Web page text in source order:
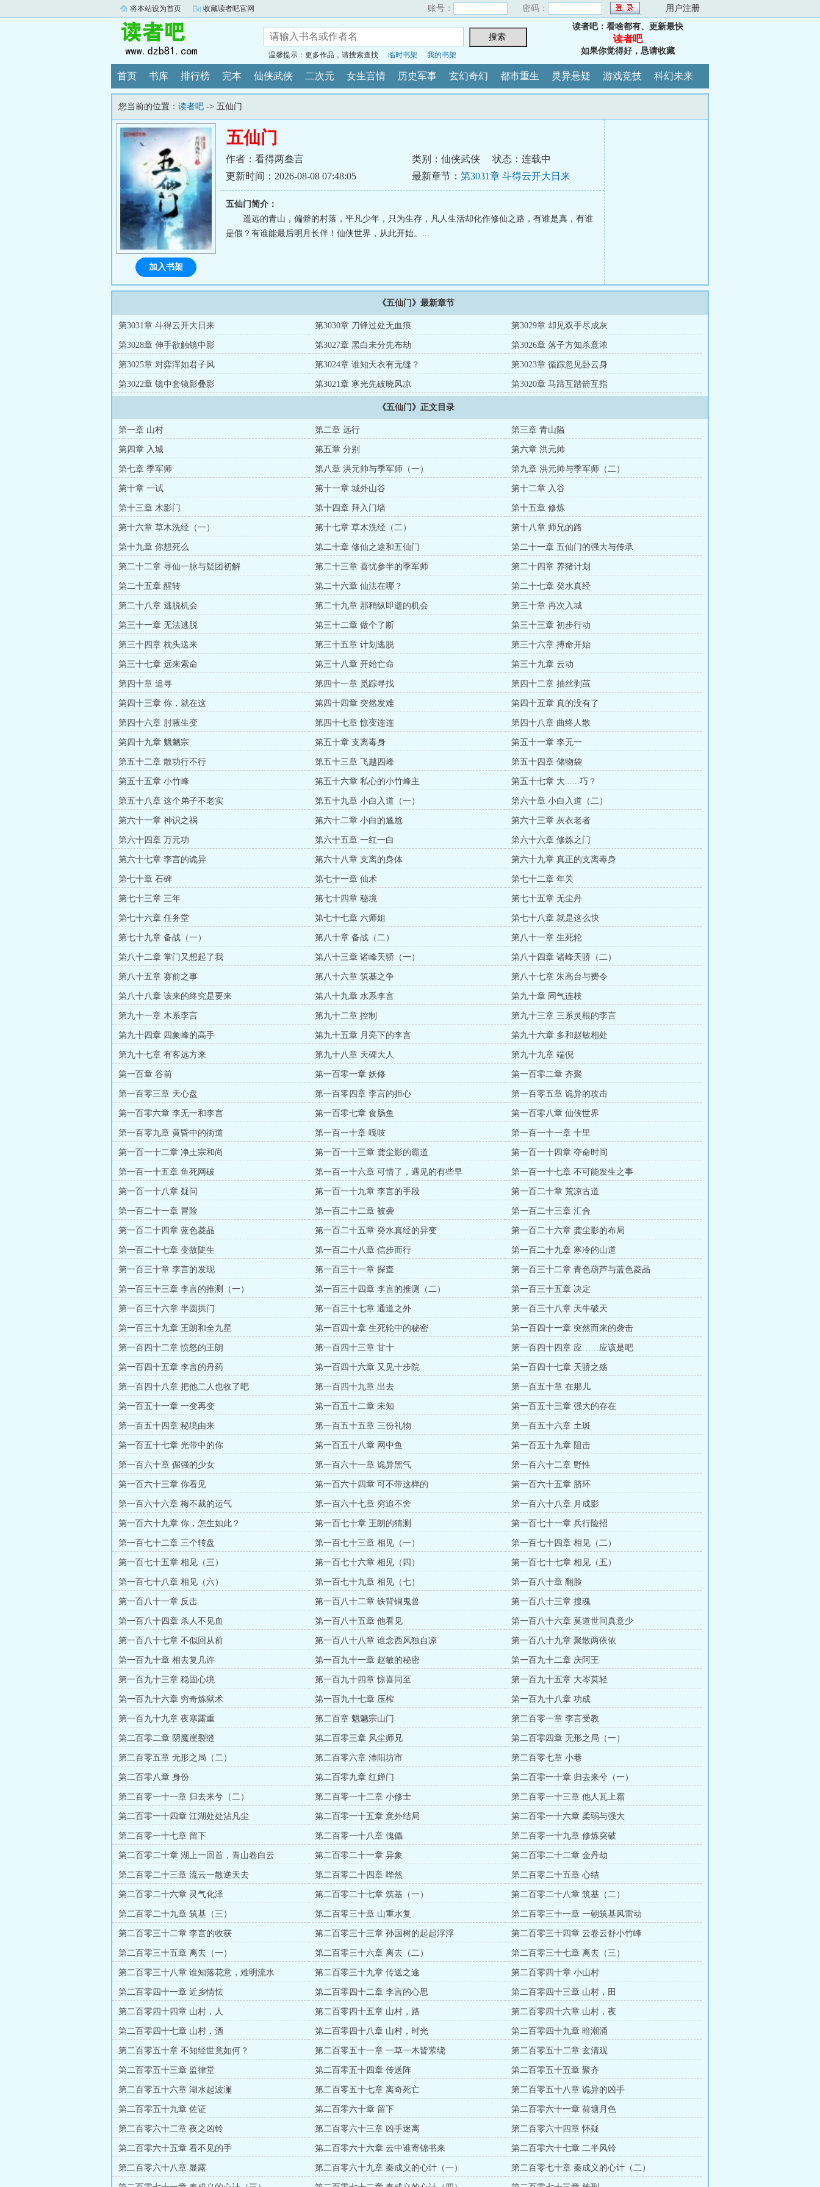
将本站设为首页 收藏读者吧官网 账号： 密码： 用户注册
温馨提示：更多作品，请搜索查找 临时书架 我的书架
读者吧：看啥都有、更新最快
读者吧
如果你觉得好，恳请收藏
首页 书库 排行榜 完本 仙侠武侠 二次元 女生言情 历史军事 玄幻奇幻 都市重生 灵异悬疑 游戏竞技 科幻未来
您当前的位置： 读者吧 -> 五仙门
五仙门
作者：看得两叁言 类别：仙侠武侠
状态：连载中
更新时间：2026-08-08 07:48:05
最新章节： 第3031章 斗得云开大日来
五仙门简介：
遥远的青山，偏僻的村落，平凡少年，只为生存，凡人生活却化作修仙之路，有谁是真，有谁
是假？有谁能最后明月长伴！仙侠世界，从此开始。...
加入书架
《五仙门》最新章节
第3031章 斗得云开大日来 第3030章 刀锋过处无血痕 第3029章 却见双手尽成灰
第3028章 伸手欲触镜中影 第3027章 黑白未分先布劫 第3026章 落子方知杀意浓
第3025章 对弈浑如君子风 第3024章 谁知天衣有无缝？ 第3023章 循踪忽见卧云身
第3022章 镜中套镜影叠影 第3021章 寒光先破晓风凉 第3020章 马蹄互踏箭互指
《五仙门》正文目录
第一章 山村 第二章 远行 第三章 青山隘
第四章 入城 第五章 分别 第六章 洪元帅
第七章 季军师 第八章 洪元帅与季军师（一） 第九章 洪元帅与季军师（二）
第十章 一试 第十一章 城外山谷 第十二章 入谷
第十三章 木影门 第十四章 拜入门墙 第十五章 修炼
第十六章 草木洗经（一） 第十七章 草木洗经（二） 第十八章 师兄的路
第十九章 你想死么 第二十章 修仙之途和五仙门 第二十一章 五仙门的强大与传承
第二十二章 寻仙一脉与疑团初解 第二十三章 喜忧参半的季军师 第二十四章 养猪计划
第二十五章 醒转 第二十六章 仙法在哪？ 第二十七章 癸水真经
第二十八章 逃脱机会 第二十九章 那稍纵即逝的机会 第三十章 再次入城
第三十一章 无法逃脱 第三十二章 做个了断 第三十三章 初步行动
第三十四章 枕头送来 第三十五章 计划逃脱 第三十六章 搏命开始
第三十七章 远来索命 第三十八章 开始亡命 第三十九章 云动
第四十章 追寻 第四十一章 觅踪寻找 第四十二章 抽丝剥茧
第四十三章 你，就在这 第四十四章 突然发难 第四十五章 真的没有了
第四十六章 肘腋生变 第四十七章 惊变连连 第四十八章 曲终人散
第四十九章 魍魉宗 第五十章 支离毒身 第五十一章 李无一
第五十二章 散功行不行 第五十三章 飞越四峰 第五十四章 储物袋
第五十五章 小竹峰 第五十六章 私心的小竹峰主 第五十七章 大......巧？
第五十八章 这个弟子不老实 第五十九章 小白入道（一） 第六十章 小白入道（二）
第六十一章 神识之祸 第六十二章 小白的尴尬 第六十三章 灰衣老者
第六十四章 万元功 第六十五章 一红一白 第六十六章 修炼之门
第六十七章 李言的诡异 第六十八章 支离的身体 第六十九章 真正的支离毒身
第七十章 石碑 第七十一章 仙术 第七十二章 年关
第七十三章 三年 第七十四章 秘境 第七十五章 无尘丹
第七十六章 任务堂 第七十七章 六师姐 第七十八章 就是这么快
第七十九章 备战（一） 第八十章 备战（二） 第八十一章 生死轮
第八十二章 掌门又想起了我 第八十三章 诸峰天骄（一） 第八十四章 诸峰天骄（二）
第八十五章 赛前之事 第八十六章 筑基之争 第八十七章 朱高台与费令
第八十八章 该来的终究是要来 第八十九章 水系李言 第九十章 同气连枝
第九十一章 木系李言 第九十二章 控制 第九十三章 三系灵根的李言
第九十四章 四象峰的高手 第九十五章 月亮下的李言 第九十六章 多和赵敏相处
第九十七章 有客远方来 第九十八章 天碑大人 第九十九章 端倪
第一百章 谷前 第一百零一章 妖修 第一百零二章 齐聚
第一百零三章 天心盘 第一百零四章 李言的担心 第一百零五章 诡异的攻击
第一百零六章 李无一和李言 第一百零七章 食肠鱼 第一百零八章 仙侠世界
第一百零九章 黄昏中的街道 第一百一十章 嘎吱 第一百一十一章 十里
第一百一十二章 净土宗和尚 第一百一十三章 龚尘影的霸道 第一百一十四章 夺命时间
第一百一十五章 鱼死网破 第一百一十六章 可惜了，遇见的有些早 第一百一十七章 不可能发生之事
第一百一十八章 疑问 第一百一十九章 李言的手段 第一百二十章 荒凉古道
第一百二十一章 冒险 第一百二十二章 被袭 第一百二十三章 汇合
第一百二十四章 蓝色菱晶 第一百二十五章 癸水真经的异变 第一百二十六章 龚尘影的布局
第一百二十七章 变故陡生 第一百二十八章 信步而行 第一百二十九章 寒冷的山道
第一百三十章 李言的发现 第一百三十一章 探查 第一百三十二章 青色葫芦与蓝色菱晶
第一百三十三章 李言的推测（一） 第一百三十四章 李言的推测（二） 第一百三十五章 决定
第一百三十六章 半圆拱门 第一百三十七章 通道之外 第一百三十八章 天牛破天
第一百三十九章 王朗和全九星 第一百四十章 生死轮中的秘密 第一百四十一章 突然而来的袭击
第一百四十二章 愤怒的王朗 第一百四十三章 甘十 第一百四十四章 应……应该是吧
第一百四十五章 李言的丹药 第一百四十六章 又见十步院 第一百四十七章 天骄之殇
第一百四十八章 把他二人也收了吧 第一百四十九章 出去 第一百五十章 在那儿
第一百五十一章 一变再变 第一百五十二章 未知 第一百五十三章 强大的存在
第一百五十四章 秘境由来 第一百五十五章 三份礼物 第一百五十六章 土斑
第一百五十七章 光带中的你 第一百五十八章 网中鱼 第一百五十九章 阻击
第一百六十章 倔强的少女 第一百六十一章 诡异黑气 第一百六十二章 野性
第一百六十三章 你看见 第一百六十四章 可不带这样的 第一百六十五章 脐环
第一百六十六章 梅不裁的运气 第一百六十七章 穷追不舍 第一百六十八章 月成影
第一百六十九章 你，怎生如此？ 第一百七十章 王朗的猜测 第一百七十一章 兵行险招
第一百七十二章 三个转盘 第一百七十三章 相见（一） 第一百七十四章 相见（二）
第一百七十五章 相见（三） 第一百七十六章 相见（四） 第一百七十七章 相见（五）
第一百七十八章 相见（六） 第一百七十九章 相见（七） 第一百八十章 翻脸
第一百八十一章 反击 第一百八十二章 铁背铜鬼兽 第一百八十三章 搜魂
第一百八十四章 杀人不见血 第一百八十五章 他看见 第一百八十六章 莫道世间真意少
第一百八十七章 不似回从前 第一百八十八章 谁念西风独自凉 第一百八十九章 聚散两依依
第一百九十章 相去复几许 第一百九十一章 赵敏的秘密 第一百九十二章 庆阿王
第一百九十三章 稳固心境 第一百九十四章 惊喜同至 第一百九十五章 大岑莫轻
第一百九十六章 穷奇炼狱术 第一百九十七章 压榨 第一百九十八章 功成
第一百九十九章 夜寒露重 第二百章 魍魉宗山门 第二百零一章 李言受教
第二百零二章 阴魔崖裂缝 第二百零三章 风尘师兄 第二百零四章 无形之局（一）
第二百零五章 无形之局（二） 第二百零六章 沛阳坊市 第二百零七章 小巷
第二百零八章 身份 第二百零九章 红婵门 第二百零一十章 归去来兮（一）
第二百零一十一章 归去来兮（二） 第二百零一十二章 小修士 第二百零一十三章 他人瓦上霜
第二百零一十四章 江湖处处沾凡尘 第二百零一十五章 意外结局 第二百零一十六章 柔弱与强大
第二百零一十七章 留下 第二百零一十八章 傀儡 第二百零一十九章 修炼突破
第二百零二十章 湖上一回首，青山卷白云 第二百零二十一章 异象 第二百零二十二章 金丹劫
第二百零二十三章 流云一散逆天去 第二百零二十四章 哗然 第二百零二十五章 心结
第二百零二十六章 灵气化泽 第二百零二十七章 筑基（一） 第二百零二十八章 筑基（二）
第二百零二十九章 筑基（三） 第二百零三十章 山重水复 第二百零三十一章 一朝筑基风雷动
第二百零三十二章 李言的收获 第二百零三十三章 孙国树的起起浮浮 第二百零三十四章 云卷云舒小竹峰
第二百零三十五章 离去（一） 第二百零三十六章 离去（二） 第二百零三十七章 离去（三）
第二百零三十八章 谁知落花意，难明流水 第二百零三十九章 传送之途 第二百零四十章 小山村
第二百零四十一章 近乡情怯 第二百零四十二章 李言的心思 第二百零四十三章 山村，田
第二百零四十四章 山村，人 第二百零四十五章 山村，路 第二百零四十六章 山村，夜
第二百零四十七章 山村，酒 第二百零四十八章 山村，时光 第二百零四十九章 暗潮涌
第二百零五十章 不知经世竟如何？ 第二百零五十一章 一草一木皆萦绕 第二百零五十二章 玄清观
第二百零五十三章 监律堂 第二百零五十四章 传送阵 第二百零五十五章 聚齐
第二百零五十六章 湖水起波澜 第二百零五十七章 离奇死亡 第二百零五十八章 诡异的凶手
第二百零五十九章 佐证 第二百零六十章 留下 第二百零六十一章 荷塘月色
第二百零六十二章 夜之凶铃 第二百零六十三章 凶手迷离 第二百零六十四章 怀疑
第二百零六十五章 看不见的手 第二百零六十六章 云中谁寄锦书来 第二百零六十七章 二半风铃
第二百零六十八章 显露 第二百零六十九章 秦成义的心计（一） 第二百零七十章 秦成义的心计（二）